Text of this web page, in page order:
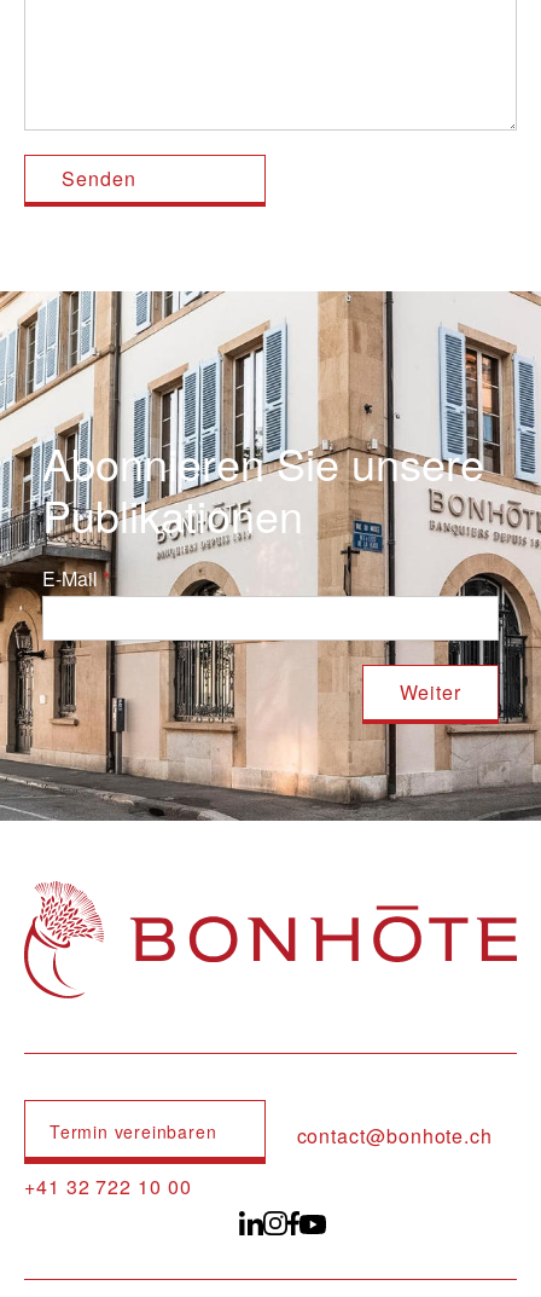
Abonnieren Sie unsere
Publikationen
E-Mail
Navigation principale
Termin vereinbaren
contact@bonhote.ch
+41 32 722 10 00